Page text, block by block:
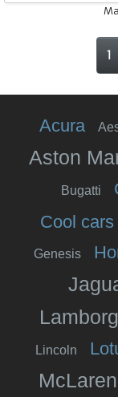
1
Acura
Aston
Bugatti
Cool cars
Genesis
Lincoln
McLaren